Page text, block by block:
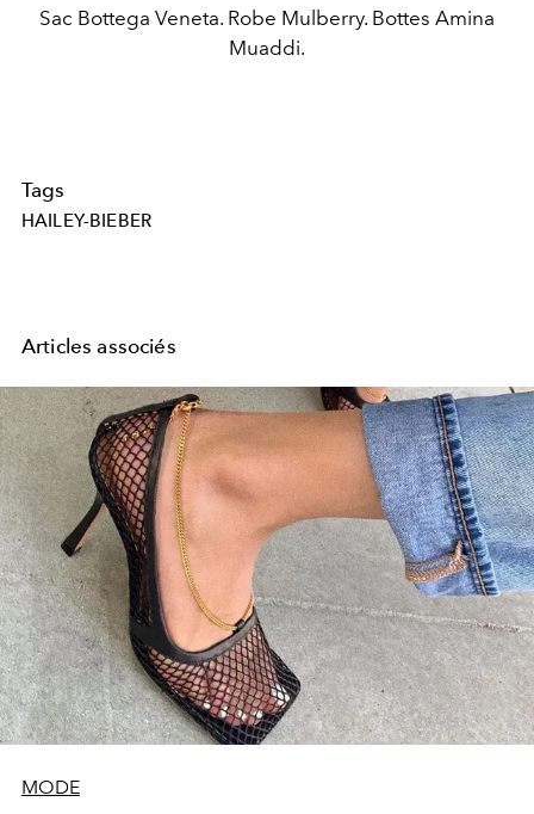
Sac Bottega Veneta. Robe Mulberry. Bottes Amina
Muaddi.
Tags
HAILEY-BIEBER
Articles associés
MODE